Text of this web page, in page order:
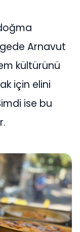
Arnavut
kültürünü
için elini
ise bu